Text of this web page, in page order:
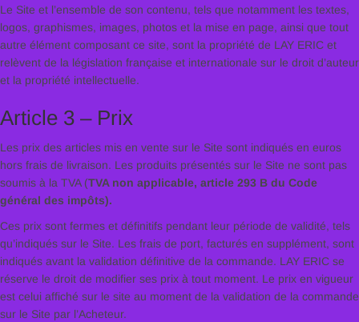
Le Site et l’ensemble de son contenu, tels que notamment les textes,
logos, graphismes, images, photos et la mise en page, ainsi que tout
autre élément composant ce site, sont la propriété de LAY ERIC et
relèvent de la législation française et internationale sur le droit d’auteur
et la propriété intellectuelle.
Article 3 – Prix
Les prix des articles mis en vente sur le Site sont indiqués en euros
hors frais de livraison. Les produits présentés sur le Site ne sont pas
soumis à la TVA (TVA non applicable, article 293 B du Code
général des impôts).
Ces prix sont fermes et définitifs pendant leur période de validité, tels
qu’indiqués sur le Site. Les frais de port, facturés en supplément, sont
indiqués avant la validation définitive de la commande. LAY ERIC se
réserve le droit de modifier ses prix à tout moment. Le prix en vigueur
est celui affiché sur le site au moment de la validation de la commande
sur le Site par l’Acheteur.